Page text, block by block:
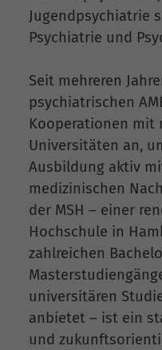
Jugendpsychiatrie
Psychiatrie und
Seit mehreren
psychiatrischen
Kooperationen mit
Universitäten an,
Ausbildung aktiv
medizinischen
der MSH – einer
Hochschule in
zahlreichen
universitären
anbietet – ist ein
und